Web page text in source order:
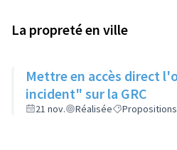
La propreté en ville
Mettre en accès direct
incident" sur la GRC
21 nov. Réalisée